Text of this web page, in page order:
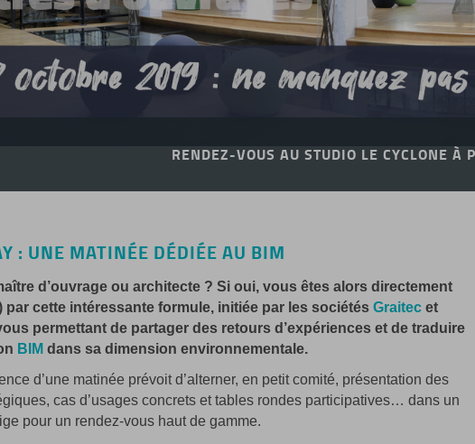
RENDEZ-VOUS AU STUDIO LE CYCLONE À
: UNE MATINÉE DÉDIÉE AU BIM
d’ouvrage ou architecte ? Si oui, vous êtes alors directement
par cette intéressante formule, initiée par les sociétés Graitec et
permettant de partager des retours d’expériences et de traduire
BIM dans sa dimension environnementale.
d’une matinée prévoit d’alterner, en petit comité, présentation des
cas d’usages concrets et tables rondes participatives… dans un
pour un rendez-vous haut de gamme.